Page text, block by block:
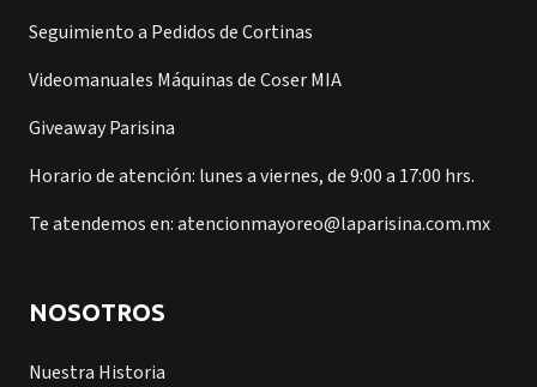
Seguimiento a Pedidos de Cortinas
Videomanuales Máquinas de Coser MIA
Giveaway Parisina
Horario de atención: lunes a viernes, de 9:00 a 17:00 hrs.
Te atendemos en: atencionmayoreo@laparisina.com.mx
NOSOTROS
Nuestra Historia